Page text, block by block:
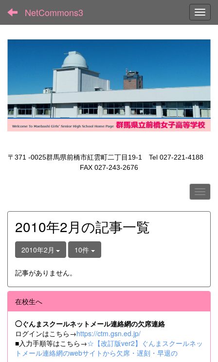
NetCommons3
〒371 -0025群馬県前橋市紅雲町二丁目19-1 Tel 027-221-4188
FAX 027-243-2676
2010年2月の記事一覧
2010年2月 10件
記事がありません。
在校生へ
◯ぐんまスクールネットメール連絡網の欠席連絡
ログインはこちら→https://ctm.gsn.ed.jp/
■入力手順等はこちら→☆【改訂版ver2】ぐんまスクールネッ
トメール連絡網のwebサイトから欠席・遅刻・早退の